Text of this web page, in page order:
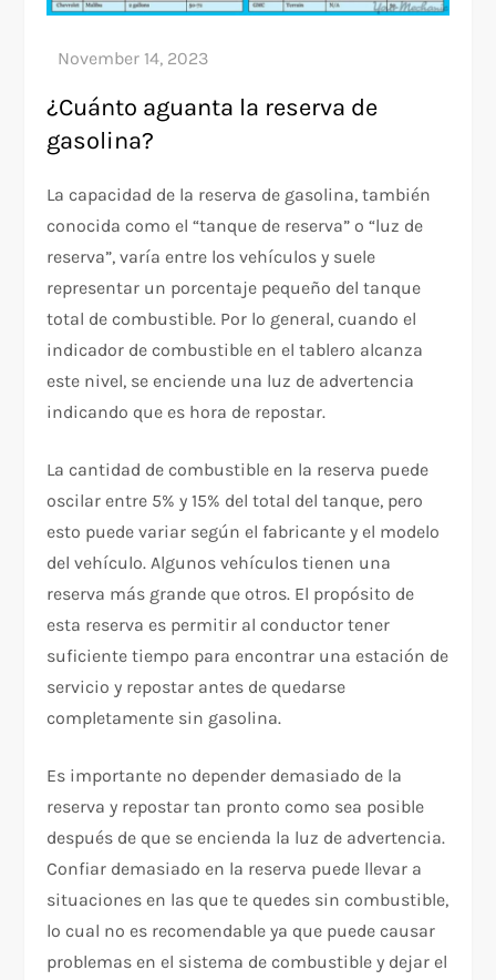
¿Cuánto aguanta la reserva de
gasolina?
La capacidad de la reserva de gasolina, también
conocida como el “tanque de reserva” o “luz de
reserva”, varía entre los vehículos y suele
representar un porcentaje pequeño del tanque
total de combustible. Por lo general, cuando el
indicador de combustible en el tablero alcanza
este nivel, se enciende una luz de advertencia
indicando que es hora de repostar.
La cantidad de combustible en la reserva puede
oscilar entre 5% y 15% del total del tanque, pero
esto puede variar según el fabricante y el modelo
del vehículo. Algunos vehículos tienen una
reserva más grande que otros. El propósito de
esta reserva es permitir al conductor tener
suficiente tiempo para encontrar una estación de
servicio y repostar antes de quedarse
completamente sin gasolina.
Es importante no depender demasiado de la
reserva y repostar tan pronto como sea posible
después de que se encienda la luz de advertencia.
Confiar demasiado en la reserva puede llevar a
situaciones en las que te quedes sin combustible,
lo cual no es recomendable ya que puede causar
problemas en el sistema de combustible y dejar el